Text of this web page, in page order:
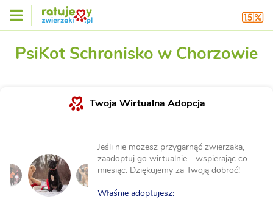
PsiKot Schronisko w Chorzowie
Twoja Wirtualna Adopcja
Jeśli nie możesz przygarnąć zwierzaka,
zaadoptuj go wirtualnie - wspierając co
miesiąc. Dziękujemy za Twoją dobroć!
Właśnie adoptujesz: